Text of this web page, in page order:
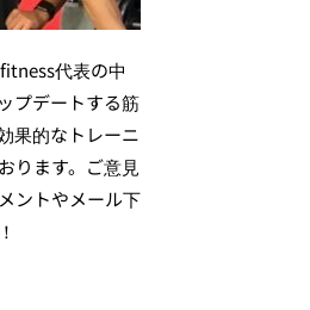
代表の中
プデートする筋
果的なトレーニ
ります。ご意見
ントやメール下